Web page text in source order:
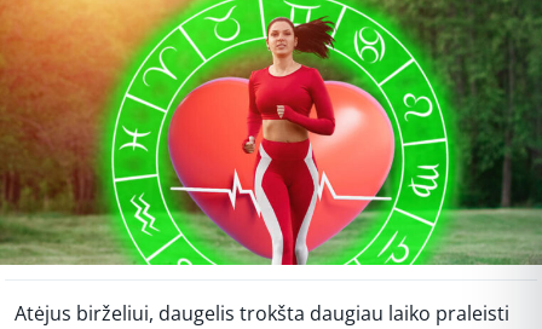
Atėjus birželiui, daugelis trokšta daugiau laiko praleisti